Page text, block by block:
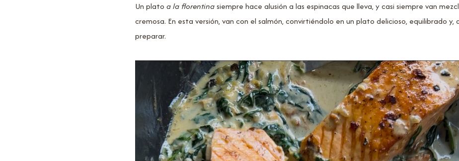
Un plato a la florentinasiempre hace alusión a las espinacas que lleva, y casi siempre van
cremosa. En esta versión, van con el salmón, convirtiéndolo en un plato delicioso, equilibrado y,
preparar.